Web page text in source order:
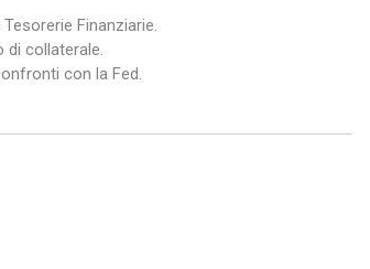
Finanziarie.
di collaterale.
con la Fed.